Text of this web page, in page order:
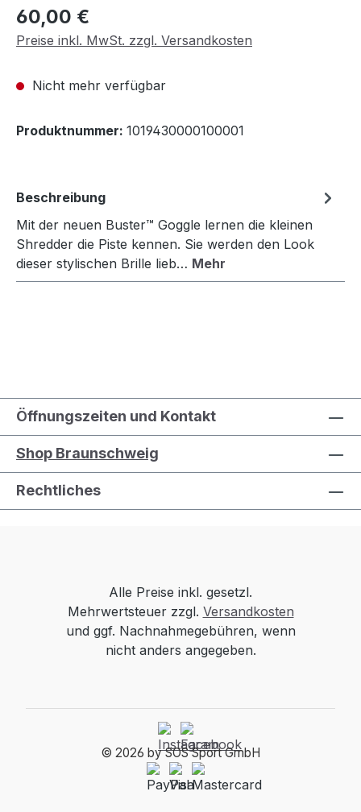
Regulärer Preis:
60,00 €
Preise inkl. MwSt. zzgl. Versandkosten
Nicht mehr verfügbar
Produktnummer: 1019430000100001
Beschreibung
Mit der neuen Buster™ Goggle lernen die kleinen
Shredder die Piste kennen. Sie werden den Look
dieser stylischen Brille lieb… Mehr
Öffnungszeiten und Kontakt
Shop Braunschweig
Rechtliches
Alle Preise inkl. gesetzl.
Mehrwertsteuer zzgl. Versandkosten
und ggf. Nachnahmegebühren, wenn
nicht anders angegeben.
© 2026 by SOS Sport GmbH